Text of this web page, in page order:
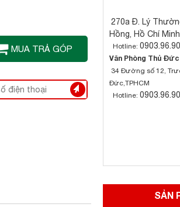
MUA TRẢ GÓP
270a Đ. Lý
Hồng, Hồ Chí Minh
Hotline:
Văn Phòng Thủ Đức
34 Đường số 12,
Đức,TPHCM
Hotline:
SẢN